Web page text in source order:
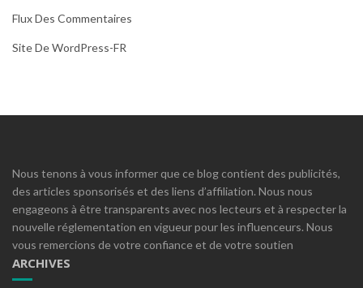
Flux Des Commentaires
Site De WordPress-FR
Nous tenons à vous informer que ce blog contient des publicités,
des articles sponsorisés et des liens d’affiliation. Nous nous
engageons à être transparents avec nos lecteurs et à respecter la
nouvelle réglementation en vigueur pour les influenceurs. Nous
vous remercions de votre confiance et de votre soutien
ARCHIVES